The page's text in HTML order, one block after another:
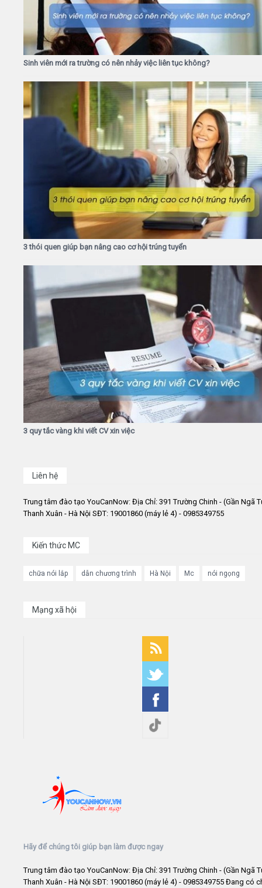
Sinh viên mới ra trường có nên nhảy việc liên tục không?
3 thói quen giúp bạn nâng cao cơ hội trúng tuyển
3 quy tắc vàng khi viết CV xin việc
Liên hệ
Trung tâm đào tạo YouCanNow: Địa Chỉ: 391 Trường Chinh - (Gần Ngã
Thanh Xuân - Hà Nội SĐT: 19001860 (máy lẻ 4) - 0985349755
Kiến thức MC
chữa nói lắp dẫn chương trình Hà Nội Mc nói ngọng
Mạng xã hội
Hãy để chúng tôi giúp bạn làm được ngay
Trung tâm đào tạo YouCanNow: Địa Chỉ: 391 Trường Chinh - (Gần Ngã
Thanh Xuân - Hà Nội SĐT: 19001860 (máy lẻ 4) - 0985349755 Đang có